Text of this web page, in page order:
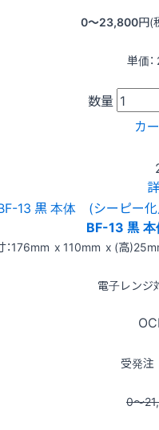
0〜23,800円(
単価：
数量
カ
BF-13 黒
：176mm x 110mm x (高
電子レンジ
受発注
0〜